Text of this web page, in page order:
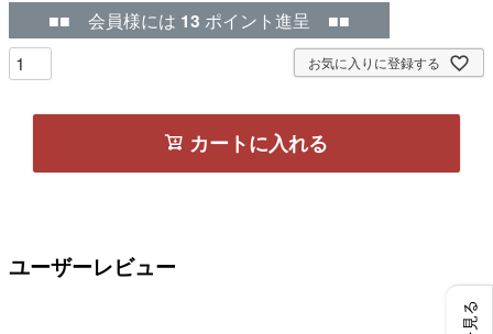
■■ 会員様には 13 ポイント進呈 ■■
お気に入りに登録する
カートに入れる
ユーザーレビュー